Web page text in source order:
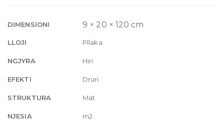
20
120
cm
DIMENSIONI 9 × 20 × 120 cm
LLOJI Pllaka
NGJYRA Hiri
EFEKTI Druri
STRUKTURA Mat
NJESIA m2